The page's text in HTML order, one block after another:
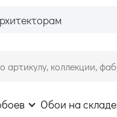
Обои на складе